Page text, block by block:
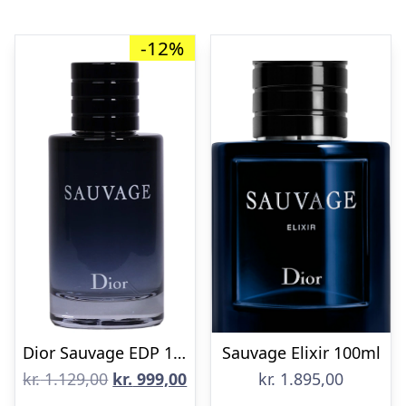
-12%
Dior Sauvage EDP 100 ml
kr.1.129,00 Den
kr. 999,00Den
Sauvage Elixir 100ml
kr. 1.895,00